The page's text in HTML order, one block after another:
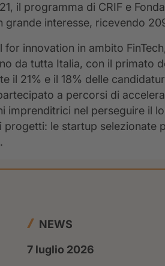
il programma di CRIF e
interesse, ricevendo
innovation in ambito
da tutta Italia, con il primato
il 21% e il 18% delle
a percorsi di
imprenditrici nel perseguire il
le startup selezionate
NEWS
7 luglio 2026